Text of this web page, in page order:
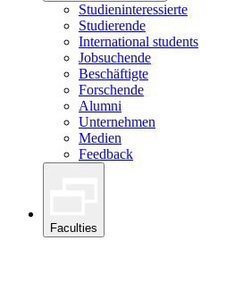
Studieninteressierte
Studierende
International students
Jobsuchende
Beschäftigte
Forschende
Alumni
Unternehmen
Medien
Feedback
Faculties